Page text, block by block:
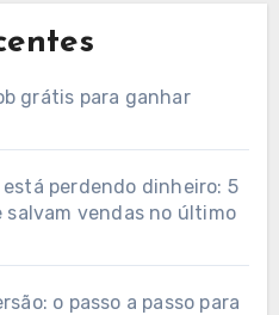
grátis para ganhar
perdendo dinheiro: 5
vendas no último
o passo a passo para